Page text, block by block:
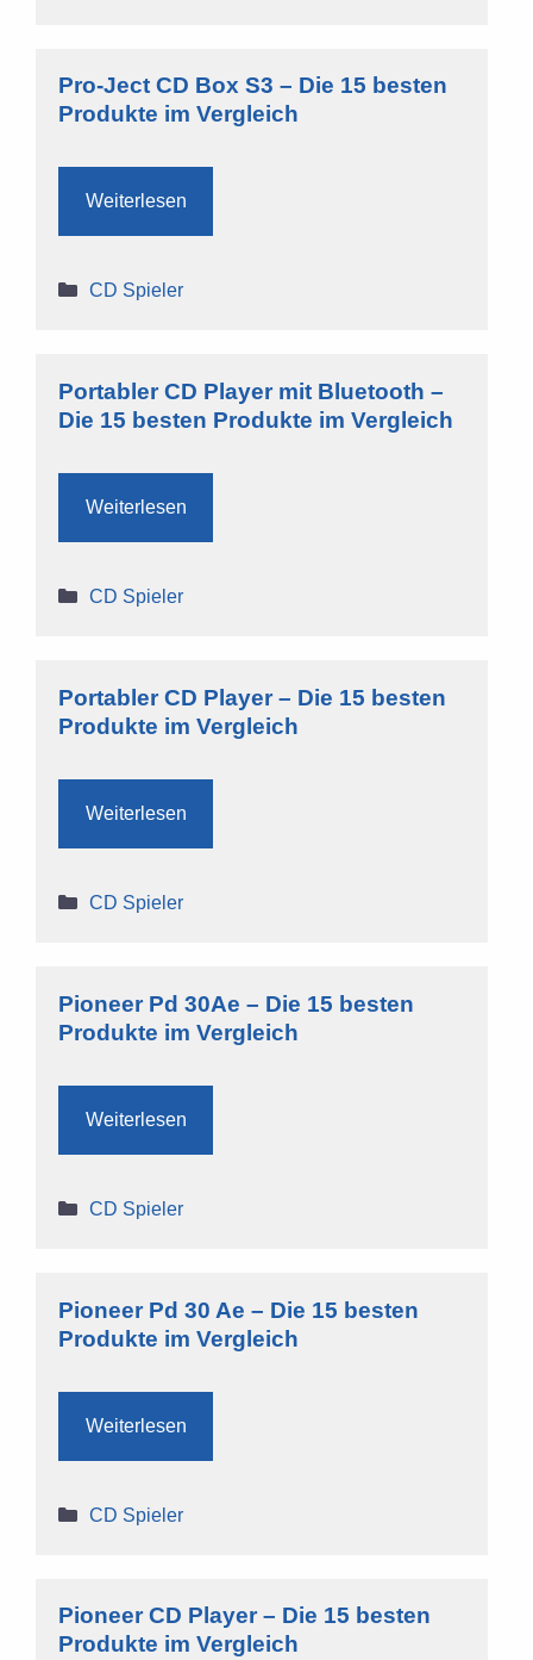
Pro-Ject CD Box S3 – Die 15 besten
Produkte im Vergleich
Weiterlesen
Kategorien
CD Spieler
Portabler CD Player mit Bluetooth –
Die 15 besten Produkte im Vergleich
Weiterlesen
Kategorien
CD Spieler
Portabler CD Player – Die 15 besten
Produkte im Vergleich
Weiterlesen
Kategorien
CD Spieler
Pioneer Pd 30Ae – Die 15 besten
Produkte im Vergleich
Weiterlesen
Kategorien
CD Spieler
Pioneer Pd 30 Ae – Die 15 besten
Produkte im Vergleich
Weiterlesen
Kategorien
CD Spieler
Pioneer CD Player – Die 15 besten
Produkte im Vergleich